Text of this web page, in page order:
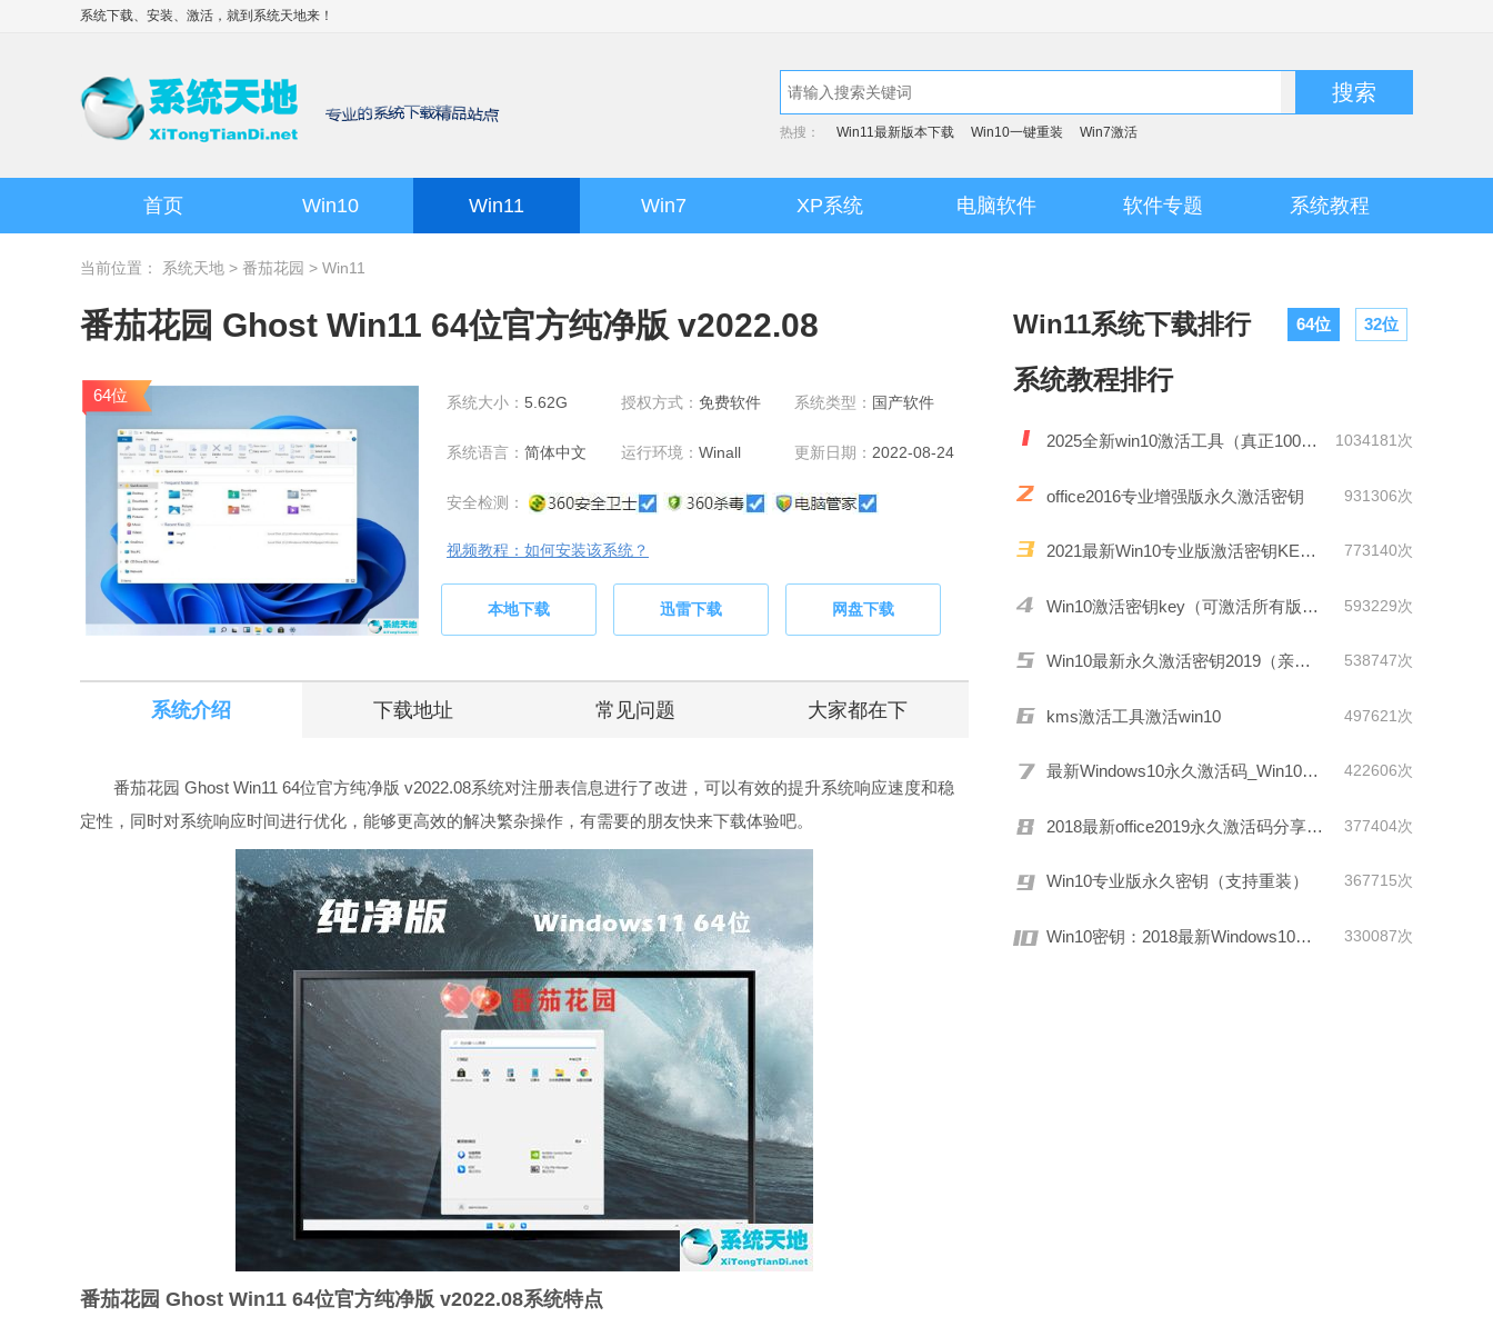
系统下载、安装、激活，就到 系统天地来！
搜索
热搜： Win11最新版本下载 Win10一键重装 Win7激活
首页 Win10 Win11 Win7 XP系统 电脑软件 软件专题 系统教程
当前位置： 系统天地 > 番茄花园 > Win11
番茄花园 Ghost Win11 64位官方纯净版 v2022.08
64位 系统大小： 5.62G 授权方式： 免费软件 系统类型： 国产软件
系统语言： 简体中文 运行环境： Winall 更新日期： 2022-08-24
安全检测：
视频教程：如何安装该系统？
本地下载 迅雷下载 网盘下载
系统介绍 下载地址 常见问题 大家都在下
番茄花园 Ghost Win11 64位官方纯净版 v2022.08系统对注册表信息进行了改进，可以有效的提升系统响应速度和稳
定性，同时对系统响应时间进行优化，能够更高效的解决繁杂操作，有需要的朋友快来下载体验吧。
番茄花园 Ghost Win11 64位官方纯净版 v2022.08系统特点
Win11系统下载排行 64位 32位
系统教程排行
2025全新win10激活工具（真正100%激活） 1034181次
office2016专业增强版永久激活密钥 931306次
2021最新Win10专业版激活密钥KEY推荐 773140次
Win10激活密钥key（可激活所有版本） 593229次
Win10最新永久激活密钥2019（亲测有效） 538747次
kms激活工具激活win10 497621次
最新Windows10永久激活码_Win10通用序列号 422606次
2018最新office2019永久激活码分享(附激活工具) 377404次
Win10专业版永久密钥（支持重装） 367715次
Win10密钥：2018最新Windows10激活码/KEY分享 330087次